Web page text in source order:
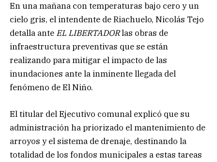
En una mañana con temperaturas bajo cero y un
cielo gris, el intendente de Riachuelo, Nicolás Tejo
detalla ante EL LIBERTADORlas obras de
infraestructura preventivas que se están
realizando para mitigar el impacto de las
inundaciones ante la inminente llegada del
fenómeno de El Niño.
El titular del Ejecutivo comunal explicó que su
administración ha priorizado el mantenimiento de
arroyos y el sistema de drenaje, destinando la
totalidad de los fondos municipales a estas tareas